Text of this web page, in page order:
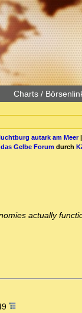
Charts /
autark am Meer|
Gelbe Forum durch
actually